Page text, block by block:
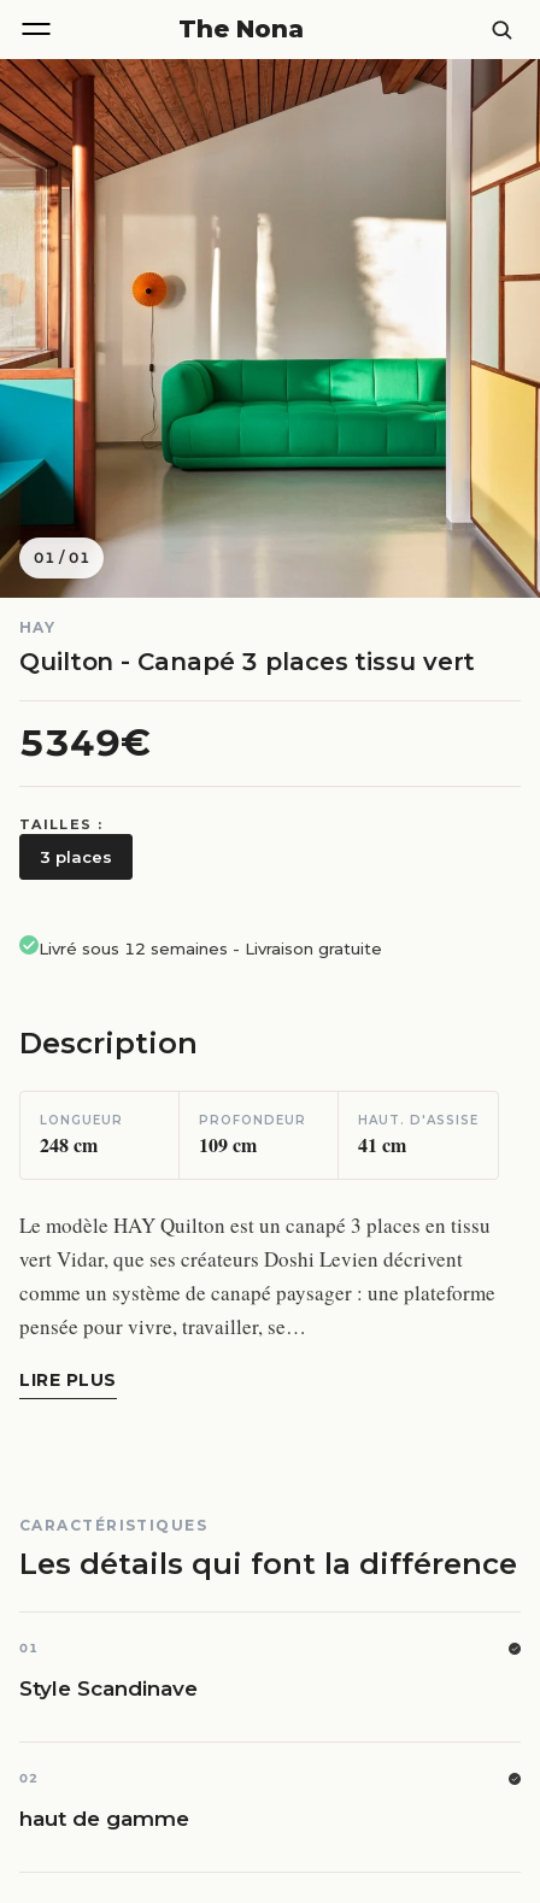
The Nona
01 /01
HAY
Quilton - Canapé 3 places tissu vert
5349€
TAILLES :
3 places
Livré sous 12 semaines - Livraison gratuite
Description
LONGUEUR
248cm
PROFONDEUR
109cm
HAUT. D'ASSISE
41 cm
Le modèle HAY Quilton est un canapé 3 places en tissu
vert Vidar, que ses créateurs Doshi Levien décrivent
comme un système de canapé paysager : une plateforme
pensée pour vivre, travailler, se…
LIRE PLUS
CARACTÉRISTIQUES
Les détails qui font la différence
01
Style Scandinave
02
haut de gamme